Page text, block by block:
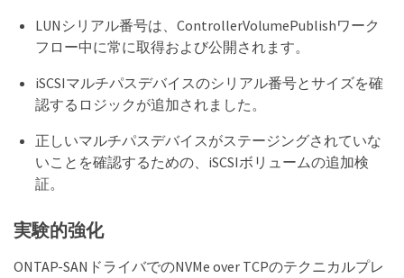
LUNシリアル番号は、ControllerVolumePublishワーク
フロー中に常に取得および公開されます。
iSCSIマルチパスデバイスのシリアル番号とサイズを確
認するロジックが追加されました。
正しいマルチパスデバイスがステージングされていな
いことを確認するための、iSCSIボリュームの追加検
証。
実験的強化
ONTAP-SANドライバでのNVMe over TCPのテクニカルプレ